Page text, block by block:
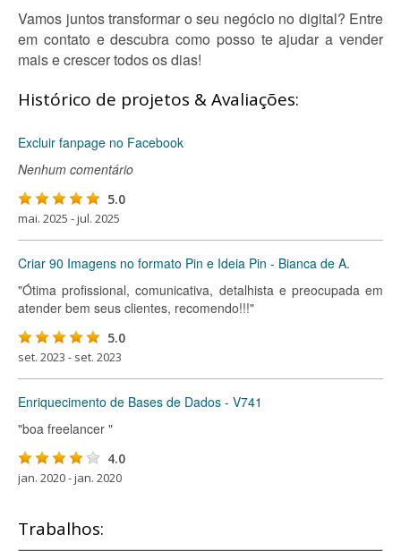
Vamos juntos transformar o seu negócio no digital? Entre
em contato e descubra como posso te ajudar a vender
mais e crescer todos os dias!
Histórico de projetos & Avaliações:
Excluir fanpage no Facebook
Nenhum comentário
5.0
mai. 2025 - jul. 2025
Criar 90 Imagens no formato Pin e Ideia Pin - Bianca de A.
"Ótima profissional, comunicativa, detalhista e preocupada em
atender bem seus clientes, recomendo!!!"
5.0
set. 2023 - set. 2023
Enriquecimento de Bases de Dados - V741
"boa freelancer "
4.0
jan. 2020 - jan. 2020
Trabalhos: